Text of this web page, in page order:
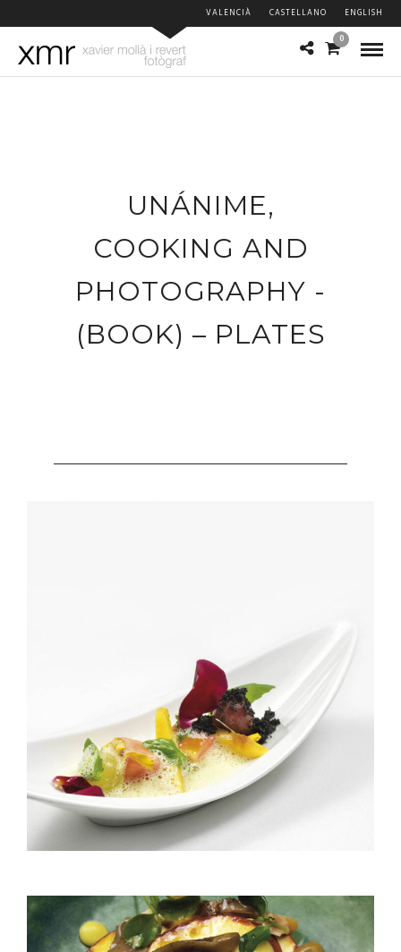
VALENCIÀ CASTELLANO ENGLISH
0
UNÁNIME,
COOKING AND
PHOTOGRAPHY -
(BOOK) – PLATES